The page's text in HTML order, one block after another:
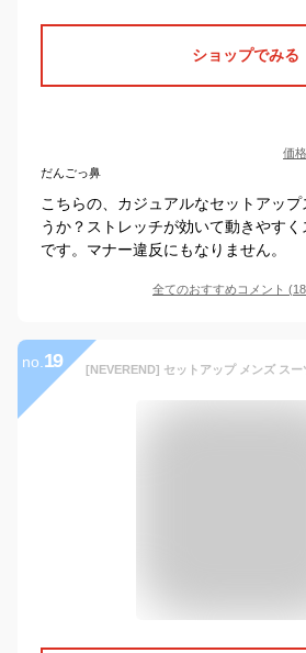
ショップでみる
価
だんごっ鼻
こちらの、カジュアルなセットアッ
うか？ストレッチが効いて動きやす
です。マナー違反にもなりません。
全てのおすすめコメント (18
no. 19